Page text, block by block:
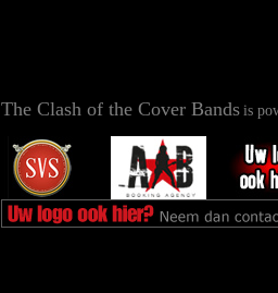
The Clash of the Cover Bands is